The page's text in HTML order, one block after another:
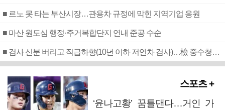
■ 르노 못 타는 부산시장…관용차 규정에 막힌 지역기업 응원
■ 마산 원도심 행정·주거복합단지 연내 준공 수순
■ 검사 신분 버리고 직급하향(10년 이하 저연차 검사)…檢 중수청행 기피
스포츠 +
‘윤나고황’ 꿈틀댄다…거인 가